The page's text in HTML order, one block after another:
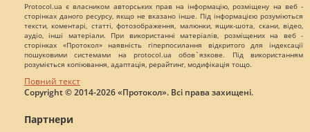
Protocol.ua є власником авторських прав на інформацію, розміщену на веб -
сторінках даного ресурсу, якщо не вказано інше. Під інформацією розуміються
тексти, коментарі, статті, фотозображення, малюнки, ящик-шота, скани, відео,
аудіо, інші матеріали. При використанні матеріалів, розміщених на веб -
сторінках «Протокол» наявність гіперпосилання відкритого для індексації
пошуковими системами на protocol.ua обов`язкове. Під використанням
розуміється копіювання, адаптація, рерайтинг, модифікація тощо.
Повний текст
Copyright © 2014-2026 «Протокол». Всі права захищені.
Партнери